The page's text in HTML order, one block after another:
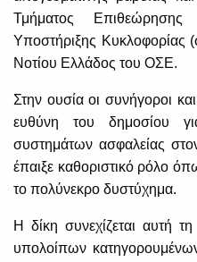
Τμήματος
Υποστήριξης Κυκλοφορίας
Νοτίου Ελλάδος του ΟΣΕ.
Στην ουσία οι συνήγοροι
ευθύνη του δημοσίου
συστημάτων ασφαλείας
έπαιξε καθοριστικό ρόλο
το πολύνεκρο δυστύχημα.
Η δίκη συνεχίζεται αυτή
υπολοίπων